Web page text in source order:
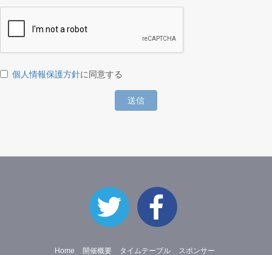
個人情報保護方針に同意する
送信
Home 開催概要 タイムテーブル スポンサー